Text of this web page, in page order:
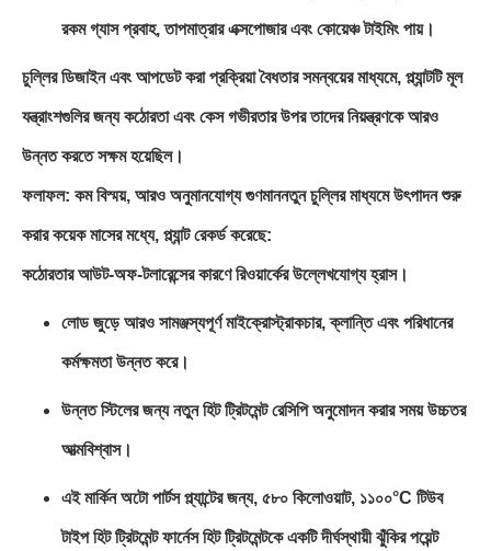
রকম গ্যাস প্রবাহ, তাপমাত্রার এক্সপোজার এবং কোয়েঞ্চ টাইমিং পায়।
চুল্লির ডিজাইন এবং আপডেট করা প্রক্রিয়া বৈধতার সমন্বয়ের মাধ্যমে, প্ল্যান্টটি মূল
যন্ত্রাংশগুলির জন্য কঠোরতা এবং কেস গভীরতার উপর তাদের নিয়ন্ত্রণকে আরও
উন্নত করতে সক্ষম হয়েছিল।
ফলাফল: কম বিস্ময়, আরও অনুমানযোগ্য গুণমাননতুন চুল্লির মাধ্যমে উৎপাদন শুরু
করার কয়েক মাসের মধ্যে, প্ল্যান্ট রেকর্ড করেছে:
কঠোরতার আউট-অফ-টলারেন্সের কারণে রিওয়ার্কের উল্লেখযোগ্য হ্রাস।
লোড জুড়ে আরও সামঞ্জস্যপূর্ণ মাইক্রোস্ট্রাকচার, ক্লান্তি এবং পরিধানের
কর্মক্ষমতা উন্নত করে।
উন্নত স্টিলের জন্য নতুন হিট ট্রিটমেন্ট রেসিপি অনুমোদন করার সময় উচ্চতর
আত্মবিশ্বাস।
এই মার্কিন অটো পার্টস প্ল্যান্টের জন্য, ৫৮০ কিলোওয়াট, ১১০০°C টিউব
টাইপ হিট ট্রিটমেন্ট ফার্নেস হিট ট্রিটমেন্টকে একটি দীর্ঘস্থায়ী ঝুঁকির পয়েন্ট